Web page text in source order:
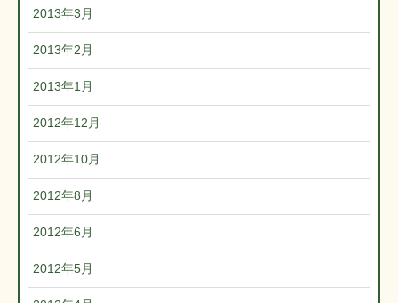
2013年3月
2013年2月
2013年1月
2012年12月
2012年10月
2012年8月
2012年6月
2012年5月